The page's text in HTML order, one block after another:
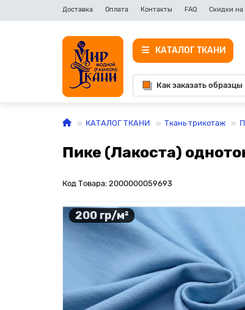
Доставка Оплата Контакты FAQ Скидки на
КАТАЛОГ ТКАНИ
Как заказать образцы
КАТАЛОГ ТКАНИ Ткань трикотаж
Пике (Лакоста)
Код Товара: 2000000059693
200 гр/м²